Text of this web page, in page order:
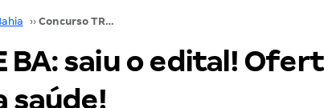
›› Concurso TRE BA: saiu o edital! Ofertas para a área da saúde!
BA: saiu o edital!
saúde!